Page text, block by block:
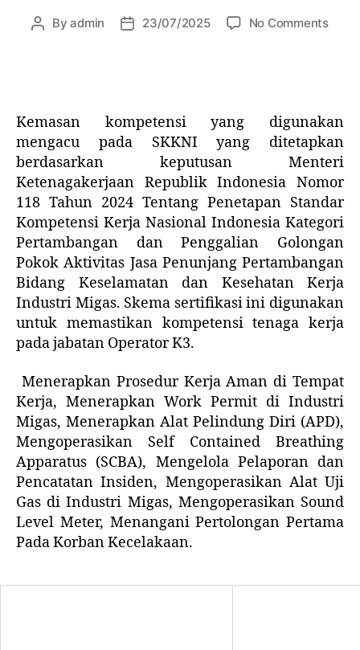
Byadmin 23/07/2025 No Comments
Kemasan kompetensi yang digunakan
mengacu pada SKKNI yang ditetapkan
berdasarkan keputusan Menteri
Ketenagakerjaan Republik Indonesia Nomor
118 Tahun 2024 Tentang Penetapan Standar
Kompetensi Kerja Nasional Indonesia Kategori
Pertambangan dan Penggalian Golongan
Pokok Aktivitas Jasa Penunjang Pertambangan
Bidang Keselamatan dan Kesehatan Kerja
Industri Migas. Skema sertifikasi ini digunakan
untuk memastikan kompetensi tenaga kerja
pada jabatan Operator K3.
Menerapkan Prosedur Kerja Aman di Tempat
Kerja, Menerapkan Work Permit di Industri
Migas, Menerapkan Alat Pelindung Diri (APD),
Mengoperasikan Self Contained Breathing
Apparatus (SCBA), Mengelola Pelaporan dan
Pencatatan Insiden, Mengoperasikan Alat Uji
Gas di Industri Migas, Mengoperasikan Sound
Level Meter, Menangani Pertolongan Pertama
Pada Korban Kecelakaan.